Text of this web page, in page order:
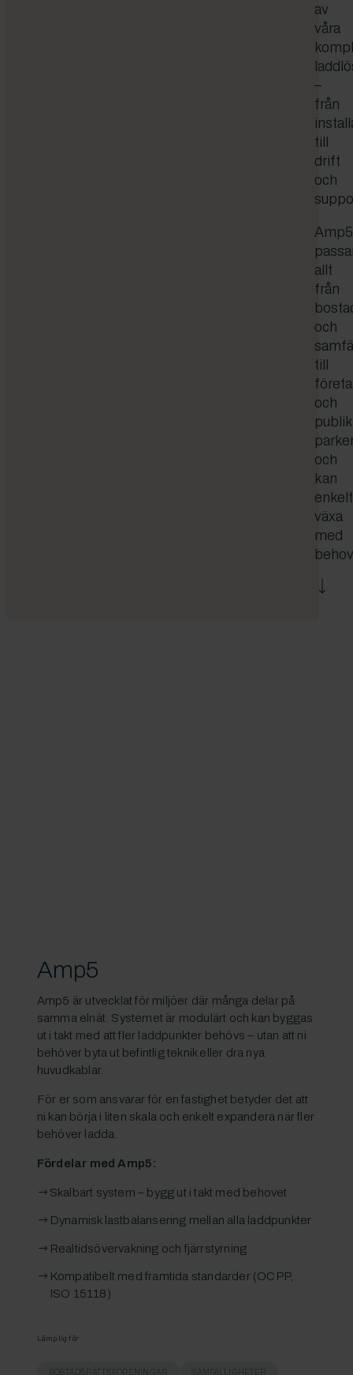
av
våra
–
från
till
drift
och
Amp5
allt
från
och
till
och
och
kan
enkelt
växa
med
Amp5
Amp5 är utvecklat för miljöer där många delar på
samma elnät. Systemet är modulärt och kan byggas
ut i takt med att fler laddpunkter behövs – utan att ni
behöver byta ut befintlig teknik eller dra nya
huvudkablar.
För er som ansvarar för en fastighet betyder det att
ni kan börja i liten skala och enkelt expandera när fler
behöver ladda.
Fördelar med Amp5:
Skalbart system – bygg ut i takt med behovet
Dynamisk lastbalansering mellan alla laddpunkter
Realtidsövervakning och fjärrstyrning
Kompatibelt med framtida standarder (OCPP,
ISO 15118)
Lämplig för
BOSTADSRÄTTSFÖRENINGAR SAMFÄLLIGHETER